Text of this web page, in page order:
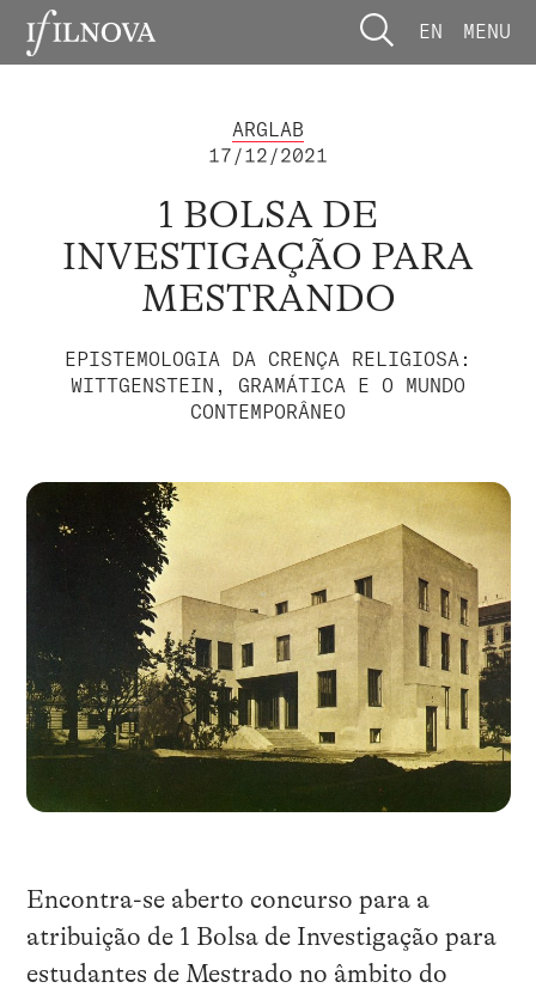
EN MENU
ARGLAB
17/12/2021
1 BOLSA DE
INVESTIGAÇÃO PARA
MESTRANDO
EPISTEMOLOGIA DA CRENÇA RELIGIOSA:
WITTGENSTEIN, GRAMÁTICA E O MUNDO
CONTEMPORÂNEO
Encontra-se aberto concurso para a
atribuição de 1 Bolsa de Investigação para
estudantes de Mestrado no âmbito do